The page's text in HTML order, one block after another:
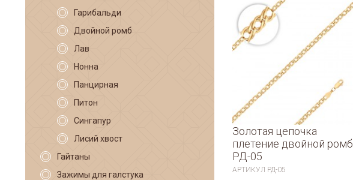
Гарибальди
Двойной ромб
Лав
Нонна
Панцирная
Питон
Сингапур
Лисий хвост
Гайтаны
Зажимы для галстука
Золотая цепочка
плетение двойной ромб
РД-05
АРТИКУЛ РД-05